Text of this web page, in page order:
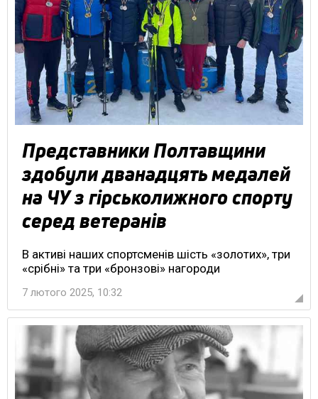
Представники Полтавщини
здобули дванадцять медалей
на ЧУ з гірськолижного спорту
серед ветеранів
В активі наших спортсменів шість «золотих», три
«срібні» та три «бронзові» нагороди
7 лютого 2025, 10:32